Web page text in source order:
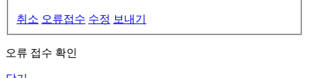
취소 오류접수 수정 보내기
오류 접수 확인